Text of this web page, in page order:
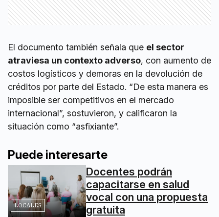
El documento también señala que el sector
atraviesa un contexto adverso, con aumento de
costos logísticos y demoras en la devolución de
créditos por parte del Estado. “De esta manera es
imposible ser competitivos en el mercado
internacional”, sostuvieron, y calificaron la
situación como “asfixiante”.
Puede interesarte
LOCALES
Docentes podrán
capacitarse en salud
vocal con una propuesta
gratuita